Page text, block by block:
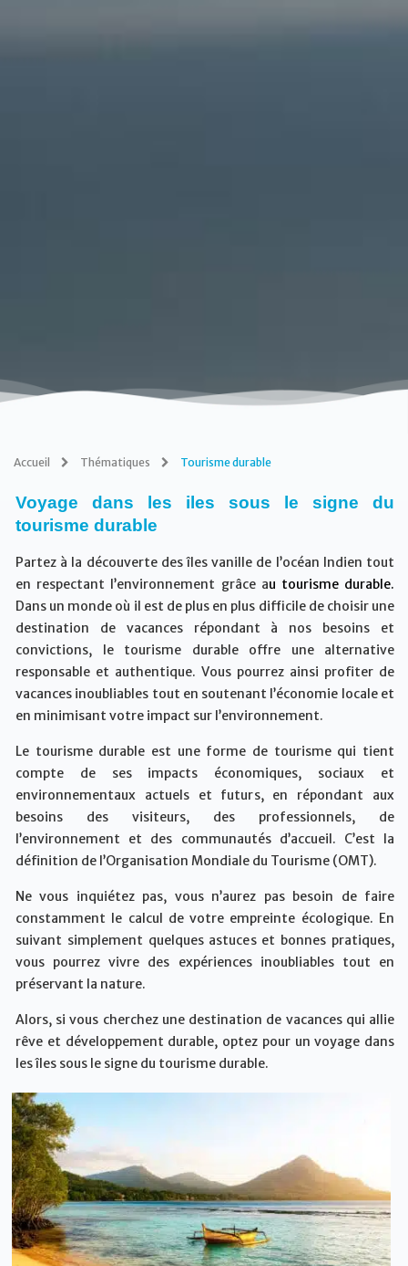
Accueil Thématiques Tourisme durable
Voyage dans les iles sous le signe du
tourisme durable
Partez à la découverte des îles vanille de l’océan Indien tout
en respectant l’environnement grâce au tourisme durable.
Dans un monde où il est de plus en plus difficile de choisir une
destination de vacances répondant à nos besoins et
convictions, le tourisme durable offre une alternative
responsable et authentique. Vous pourrez ainsi profiter de
vacances inoubliables tout en soutenant l’économie locale et
en minimisant votre impact sur l’environnement.
Le tourisme durable est une forme de tourisme qui tient
compte de ses impacts économiques, sociaux et
environnementaux actuels et futurs, en répondant aux
besoins des visiteurs, des professionnels, de
l’environnement et des communautés d’accueil. C’est la
définition de l’Organisation Mondiale du Tourisme (OMT).
Ne vous inquiétez pas, vous n’aurez pas besoin de faire
constamment le calcul de votre empreinte écologique. En
suivant simplement quelques astuces et bonnes pratiques,
vous pourrez vivre des expériences inoubliables tout en
préservant la nature.
Alors, si vous cherchez une destination de vacances qui allie
rêve et développement durable, optez pour un voyage dans
les îles sous le signe du tourisme durable.